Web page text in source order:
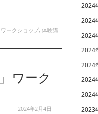
ワークショップ, 体験講
ワーク
2024年2月4日
2024
2024
2024
2024
2024
2024
2024
2023